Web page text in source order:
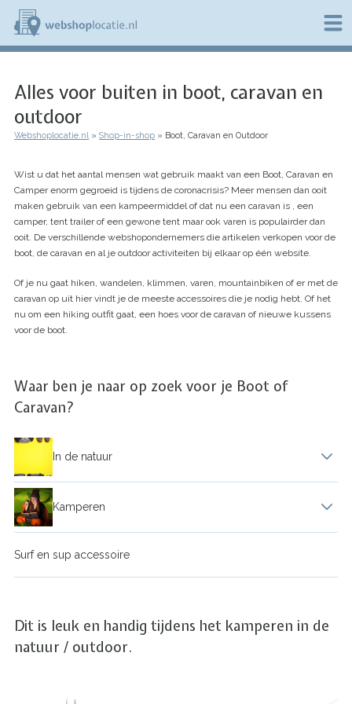
Overslaan
naar
de
b
s
h
p
o
c
i
e
.
l
Alles voor buiten in boot, caravan en
outdoor
Kruimelpad
Webshoplocatie.nl Shop-in-shop Boot, Caravan en Outdoor
Wist u dat het aantal mensen wat gebruik maakt van een Boot, Caravan en
Camper enorm gegroeid is tijdens de coronacrisis? Meer mensen dan ooit
maken gebruik van een kampeermiddel of dat nu een caravan is , een
camper, tent trailer of een gewone tent maar ook varen is populairder dan
ooit. De verschillende webshopondernemers die artikelen verkopen voor de
boot, de caravan en al je outdoor activiteiten bij elkaar op één website.
Of je nu gaat hiken, wandelen, klimmen, varen, mountainbiken of er met de
caravan op uit hier vindt je de meeste accessoires die je nodig hebt. Of het
nu om een hiking outfit gaat, een hoes voor de caravan of nieuwe kussens
voor de boot.
Waar ben je naar op zoek voor je Boot of
Caravan?
In de natuur
Bootuitrusting
Hangmat
Kamperen
Campingkookset
Duffel bag of Weekendtas
Surf en sup accessoire
Dit is leuk en handig tijdens het kamperen in de
natuur / outdoor.